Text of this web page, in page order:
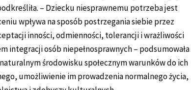
– Dziecku niesprawnemu potrzeba jest
wpływa na sposób postrzegania siebie przez
inności, odmienności, tolerancji i wrażliwości
integracji osób niepełnosprawnych – podsumowała
środowisku społecznym warunków do ich
umożliwienie im prowadzenia normalnego życia,